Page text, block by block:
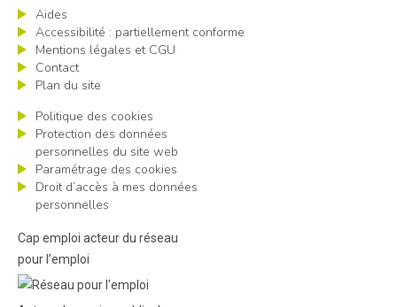
Aides
Accessibilité : partiellement conforme
Mentions légales et CGU
Contact
Plan du site
Politique des cookies
Protection des données
personnelles du site web
Paramétrage des cookies
Droit d’accès à mes données
personnelles
Cap emploi acteur du réseau
pour l’emploi